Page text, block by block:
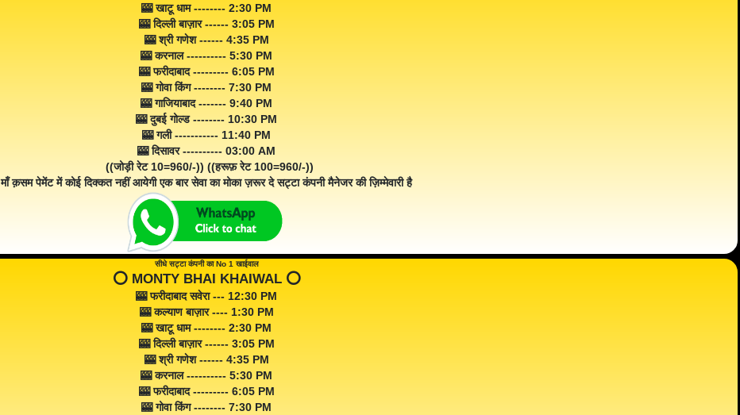
🎰 खाटू धाम -------- 2:30 PM
🎰 दिल्ली बाज़ार ------ 3:05 PM
🎰 श्री गणेश ------ 4:35 PM
🎰 करनाल ---------- 5:30 PM
🎰 फरीदाबाद --------- 6:05 PM
🎰 गोवा किंग -------- 7:30 PM
🎰 गाजियाबाद ------- 9:40 PM
🎰 दुबई गोल्ड -------- 10:30 PM
🎰 गली ----------- 11:40 PM
🎰 दिसावर ---------- 03:00 AM
((जोड़ी रेट 10=960/-)) ((हरूफ़ रेट 100=960/-))
माँ क़सम पेमेंट में कोई दिक्कत नहीं आयेगी एक बार सेवा का मोका ज़रूर दे सट्टा कंपनी मैनेजर की ज़िम्मेवारी है
सीधे सट्टा कंपनी का No 1 खाईवाल
⭕️ MONTY BHAI KHAIWAL ⭕️
🎰 फरीदाबाद सवेरा --- 12:30 PM
🎰 कल्याण बाज़ार ---- 1:30 PM
🎰 खाटू धाम -------- 2:30 PM
🎰 दिल्ली बाज़ार ------ 3:05 PM
🎰 श्री गणेश ------ 4:35 PM
🎰 करनाल ---------- 5:30 PM
🎰 फरीदाबाद --------- 6:05 PM
🎰 गोवा किंग -------- 7:30 PM